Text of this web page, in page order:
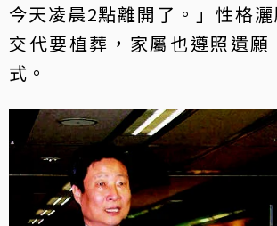
今天凌晨2點離開了。」性格
交代要植葬，家屬也遵照遺願
式。